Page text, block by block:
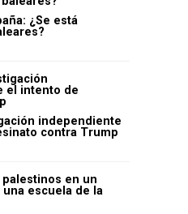
¿Se está
independiente
contra Trump